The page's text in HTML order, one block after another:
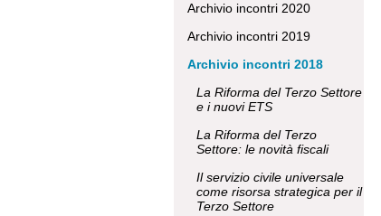
Archivio incontri 2020
Archivio incontri 2019
Archivio incontri 2018
La Riforma del Terzo Settore
e i nuovi ETS
La Riforma del Terzo
Settore: le novità fiscali
Il servizio civile universale
come risorsa strategica per il
Terzo Settore